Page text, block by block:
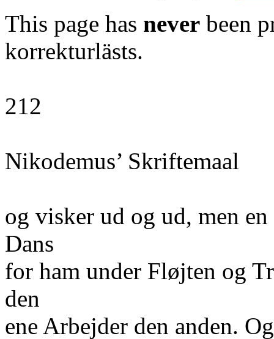
This page has never been
korrekturlästs.
212
Nikodemus’ Skriftemaal
og visker ud og ud, men
Dans
for ham under Fløjten og
den
ene Arbejder den anden.